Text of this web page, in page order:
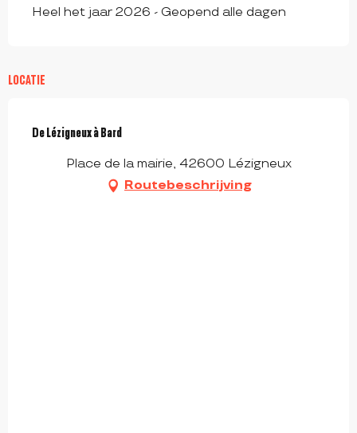
Heel het jaar 2026 - Geopend alle dagen
LOCATIE
De Lézigneux à Bard
Place de la mairie, 42600 Lézigneux
Routebeschrijving